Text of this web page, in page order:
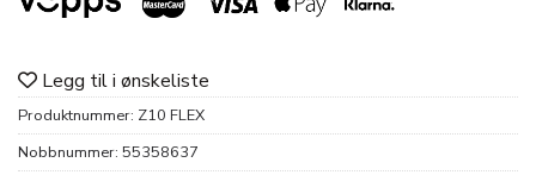
Legg til i ønskeliste
Produktnummer: Z10 FLEX
Nobbnummer: 55358637